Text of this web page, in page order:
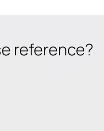
reference?